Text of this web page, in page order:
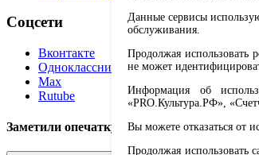
Соцсети
Вконтакте
Одноклассники
Max
Rutube
Заметили опечатку? Выделите текст с
Данные сервисы
обслуживания.
Продолжая использовать
не может
Информация об
«PRO.Культура.РФ»,
Вы можете отказаться от
Продолжая использовать